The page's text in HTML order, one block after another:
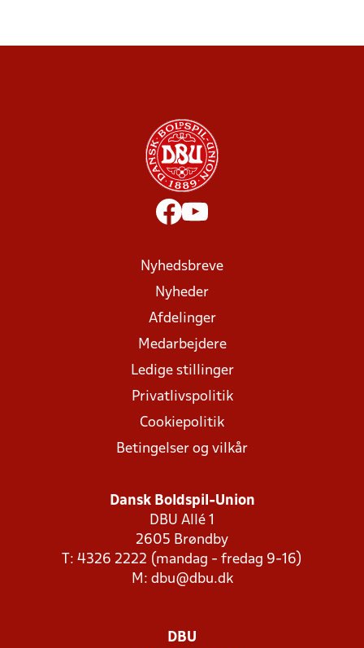
Nyhedsbreve
Nyheder
Afdelinger
Medarbejdere
Ledige stillinger
Privatlivspolitik
Cookiepolitik
Betingelser og vilkår
Dansk Boldspil-Union
DBU Allé 1
2605 Brøndby
T: 4326 2222 (mandag - fredag 9-16)
M: dbu@dbu.dk
DBU